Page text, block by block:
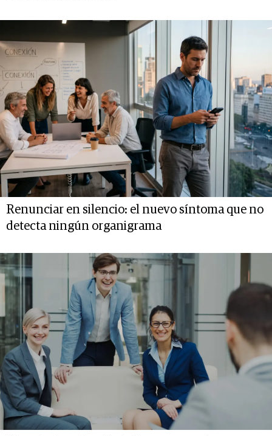
Renunciar en silencio: el nuevo síntoma que no
detecta ningún organigrama